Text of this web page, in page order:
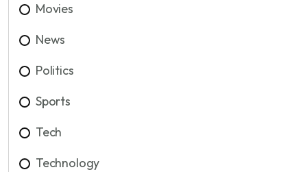
Movies
News
Politics
Sports
Tech
Technology